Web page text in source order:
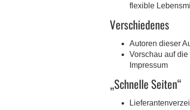
flexible
Verschiedenes
Autoren dieser
Vorschau auf die
Impressum
„Schnelle Seiten“